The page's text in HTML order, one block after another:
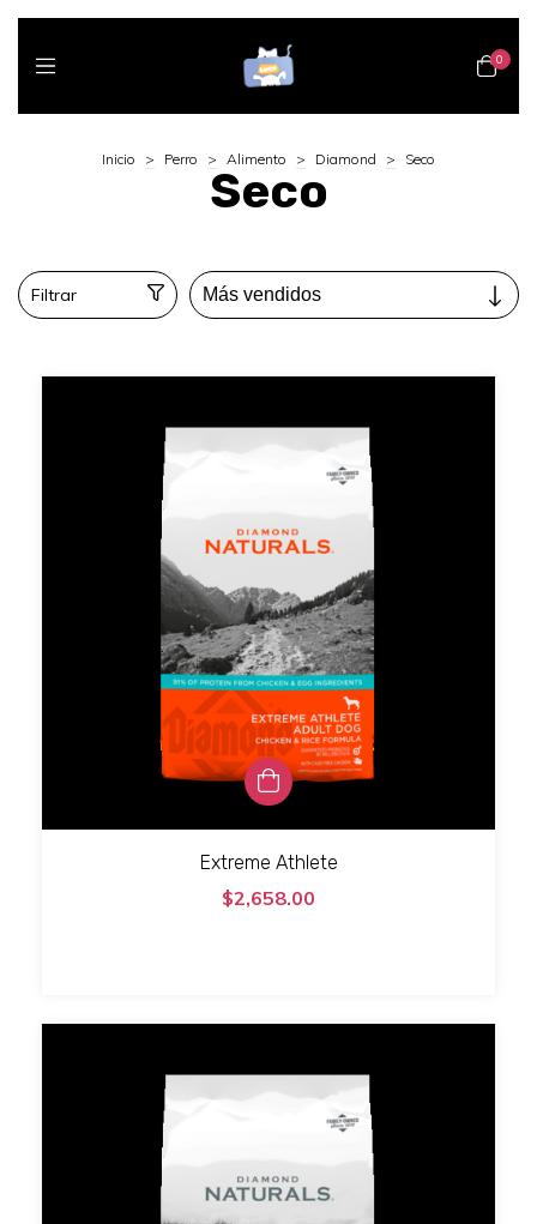
0
Inicio > Perro > Alimento > Diamond > Seco
Seco
Filtrar
Extreme Athlete
$2,658.00